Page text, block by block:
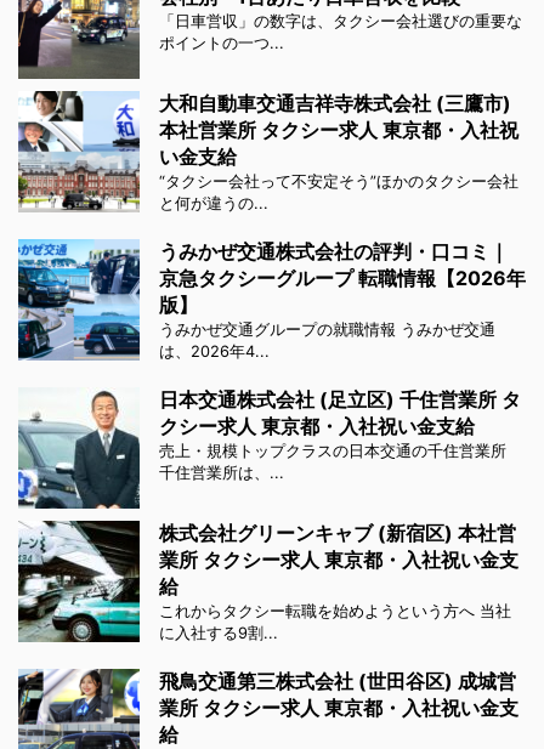
「日車営収」の数字は、タクシー会社選びの重要な
ポイントの一つ...
大和自動車交通吉祥寺株式会社 (三鷹市)
本社営業所 タクシー求人 東京都・入社祝
い金支給
“タクシー会社って不安定そう”ほかのタクシー会社
と何が違うの...
うみかぜ交通株式会社の評判・口コミ｜
京急タクシーグループ 転職情報【2026年
版】
うみかぜ交通グループの就職情報 うみかぜ交通
は、2026年4...
日本交通株式会社 (足立区) 千住営業所 タ
クシー求人 東京都・入社祝い金支給
売上・規模トップクラスの日本交通の千住営業所
千住営業所は、...
株式会社グリーンキャブ (新宿区) 本社営
業所 タクシー求人 東京都・入社祝い金支
給
これからタクシー転職を始めようという方へ 当社
に入社する9割...
飛鳥交通第三株式会社 (世田谷区) 成城営
業所 タクシー求人 東京都・入社祝い金支
給